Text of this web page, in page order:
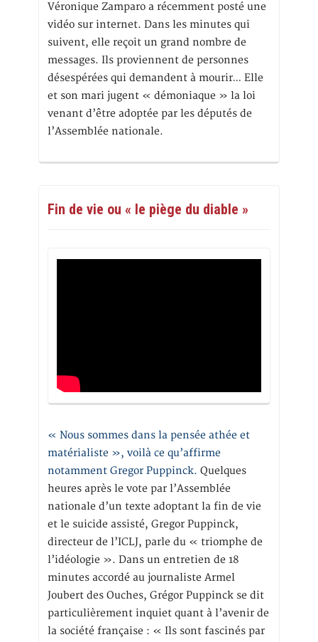
Véronique Zamparo a récemment posté une
vidéo sur internet. Dans les minutes qui
suivent, elle reçoit un grand nombre de
messages. Ils proviennent de personnes
désespérées qui demandent à mourir… Elle
et son mari jugent « démoniaque » la loi
venant d’être adoptée par les députés de
l’Assemblée nationale.
Fin de vie ou « le piège du diable »
« Nous sommes dans la pensée athée et
matérialiste », voilà ce qu’affirme
notamment Gregor Puppinck. Quelques
heures après le vote par l’Assemblée
nationale d’un texte adoptant la fin de vie
et le suicide assisté, Gregor Puppinck,
directeur de l’ICLJ, parle du « triomphe de
l’idéologie ». Dans un entretien de 18
minutes accordé au journaliste Armel
Joubert des Ouches, Grégor Puppinck se dit
particulièrement inquiet quant à l’avenir de
la société française : « Ils sont fascinés par